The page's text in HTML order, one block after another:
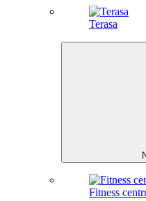
Terasa
Fitness